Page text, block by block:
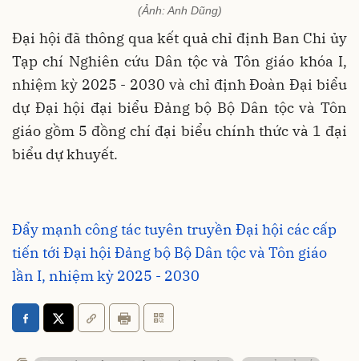
(Ảnh: Anh Dũng)
Đại hội đã thông qua kết quả chỉ định Ban Chi ủy
Tạp chí Nghiên cứu Dân tộc và Tôn giáo khóa I,
nhiệm kỳ 2025 - 2030 và chỉ định Đoàn Đại biểu
dự Đại hội đại biểu Đảng bộ Bộ Dân tộc và Tôn
giáo gồm 5 đồng chí đại biểu chính thức và 1 đại
biểu dự khuyết.
Đẩy mạnh công tác tuyên truyền Đại hội các cấp
tiến tới Đại hội Đảng bộ Bộ Dân tộc và Tôn giáo
lần I, nhiệm kỳ 2025 - 2030